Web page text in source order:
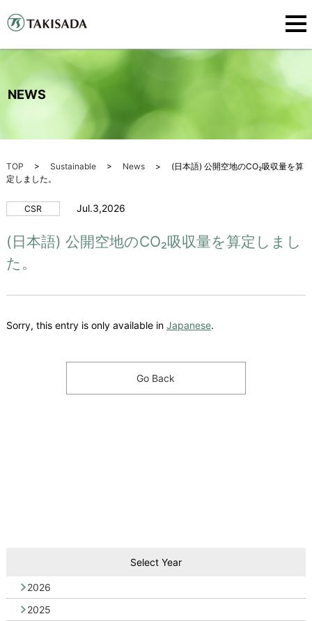
NEWS
TOP Sustainable News
(日本語) 公開空地のCO₂吸収量を算
定しました。
CSR Jul.3,2026
(日本語) 公開空地のCO₂吸収量を算定しまし
た。
Sorry, this entry is only available in Japanese.
Go Back
Select Year
2026
2025